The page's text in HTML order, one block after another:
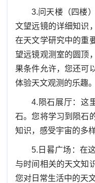
3.问天楼（四楼
文望远镜的详细知识
在天文学研究中的重
望远镜观测室的圆顶
果条件允许，您还可
体验天文观测的乐趣。
4. 陨石展厅：这
石。您将学习到陨石
知识，感受宇宙的多
5. 日晷广场：在
与时间相关的天文知
您对日常生活中的天